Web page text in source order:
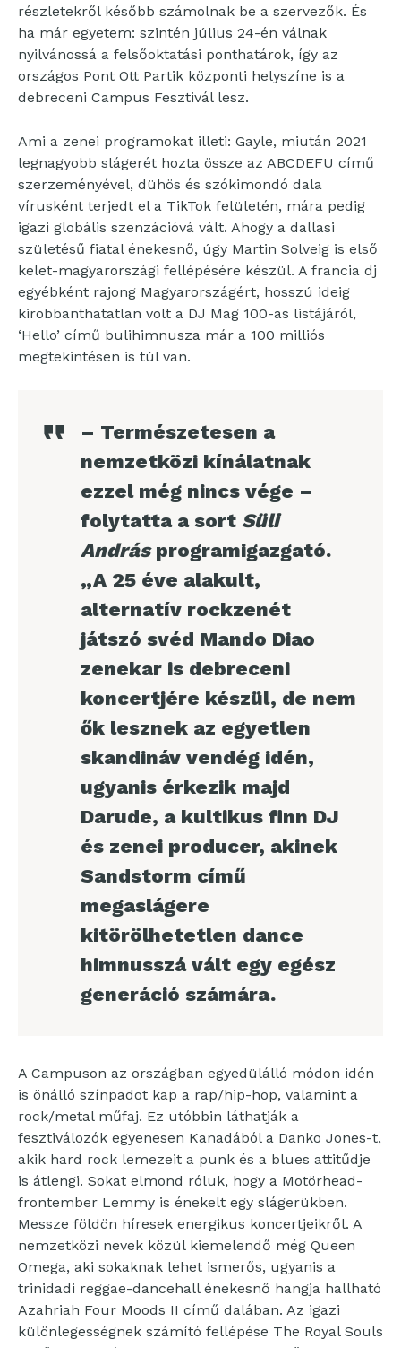
részletekről később számolnak be a szervezők. És
ha már egyetem: szintén július 24-én válnak
nyilvánossá a felsőoktatási ponthatárok, így az
országos Pont Ott Partik központi helyszíne is a
debreceni Campus Fesztivál lesz.
Ami a zenei programokat illeti: Gayle, miután 2021
legnagyobb slágerét hozta össze az ABCDEFU című
szerzeményével, dühös és szókimondó dala
vírusként terjedt el a TikTok felületén, mára pedig
igazi globális szenzációvá vált. Ahogy a dallasi
születésű fiatal énekesnő, úgy Martin Solveig is első
kelet-magyarországi fellépésére készül. A francia dj
egyébként rajong Magyarországért, hosszú ideig
kirobbanthatatlan volt a DJ Mag 100-as listájáról,
‘Hello’ című bulihimnusza már a 100 milliós
megtekintésen is túl van.
– Természetesen a
nemzetközi kínálatnak
ezzel még nincs vége –
folytatta a sort Süli
Andrásprogramigazgató.
„A 25 éve alakult,
alternatív rockzenét
játszó svéd Mando Diao
zenekar is debreceni
koncertjére készül, de nem
ők lesznek az egyetlen
skandináv vendég idén,
ugyanis érkezik majd
Darude, a kultikus finn DJ
és zenei producer, akinek
Sandstorm című
megaslágere
kitörölhetetlen dance
himnusszá vált egy egész
generáció számára.
A Campuson az országban egyedülálló módon idén
is önálló színpadot kap a rap/hip-hop, valamint a
rock/metal műfaj. Ez utóbbin láthatják a
fesztiválozók egyenesen Kanadából a Danko Jones-t,
akik hard rock lemezeit a punk és a blues attitűdje
is átlengi. Sokat elmond róluk, hogy a Motörhead-
frontember Lemmy is énekelt egy slágerükben.
Messze földön híresek energikus koncertjeikről. A
nemzetközi nevek közül kiemelendő még Queen
Omega, aki sokaknak lehet ismerős, ugyanis a
trinidadi reggae-dancehall énekesnő hangja hallható
Azahriah Four Moods II című dalában. Az igazi
különlegességnek számító fellépése The Royal Souls